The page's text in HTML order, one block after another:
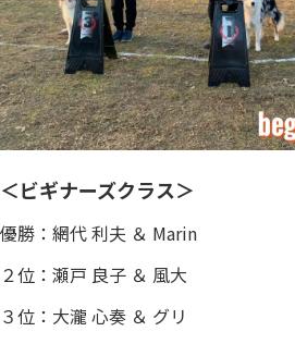
＜ビギナーズクラス＞
優勝：網代 利夫 ＆ Marin
２位：瀬戸 良子 ＆ 風大
３位：大瀧 心奏 ＆ グリ